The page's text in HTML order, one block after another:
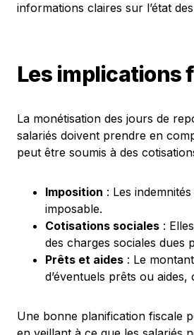
informations claires sur l’état
Les implications
La monétisation des jours de
salariés doivent prendre en
peut être soumis à des
Imposition : Les
imposable.
Cotisations sociales :
des charges sociales dues
Prêts et aides : Le
d’éventuels prêts ou
Une bonne planification fiscale